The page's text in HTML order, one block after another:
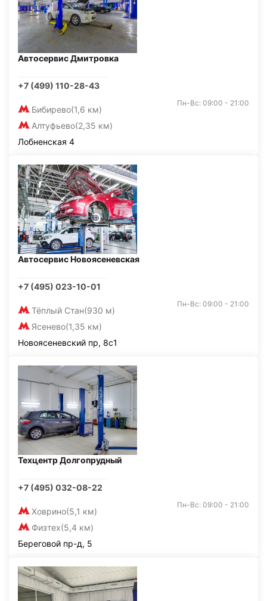
Автосервис Дмитровка
+7 (499) 110-28-43
Бибирево(1,6 км)
Алтуфьево(2,35 км)
Пн-Вс: 09:00 - 21:00
Лобненская 4
Автосервис Новоясеневская
+7 (495) 023-10-01
Тёплый Стан(930 м)
Ясенево(1,35 км)
Пн-Вс: 09:00 - 21:00
Новоясеневский пр, 8с1
Техцентр Долгопрудный
+7 (495) 032-08-22
Ховрино(5,1 км)
Физтех(5,4 км)
Пн-Вс: 09:00 - 21:00
Береговой пр-д, 5